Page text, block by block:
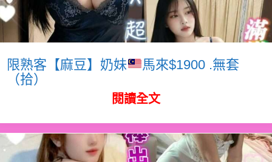
限熟客【麻豆】奶妹
馬來$1900 .無套
（拾）
閱讀全文